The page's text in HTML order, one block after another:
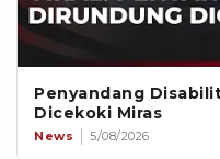
Penyandang
Dicekoki Miras
News 5/08/2026